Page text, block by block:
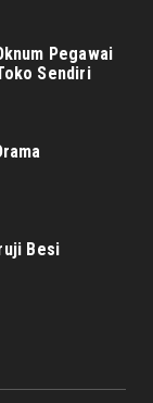
Pegawai
Sendiri
Besi